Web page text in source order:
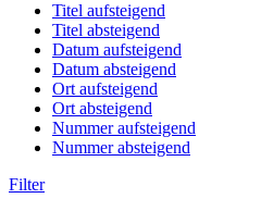
Titel aufsteigend
Titel absteigend
Datum aufsteigend
Datum absteigend
Ort aufsteigend
Ort absteigend
Nummer aufsteigend
Nummer absteigend
Filter